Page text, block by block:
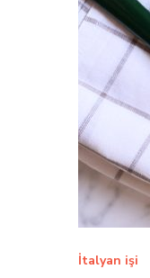
İtalyan işi